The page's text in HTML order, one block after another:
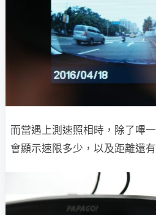
而當遇上測速照相時，除了嗶
會顯示速限多少，以及距離還